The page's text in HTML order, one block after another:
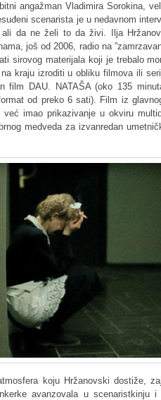
angažman Vladimira Sorokina,
scenarista je u nedavnom
da ne želi to da živi. Ilja
još od 2006, radio na
sirovog materijala koji je trebalo
kraju izroditi u obliku filmova ili
film DAU. NATAŠA (oko 135
od preko 6 sati). Film iz
imao prikazivanje u okviru
medveda za izvanredan
koju Hržanovski dostiže,
avanzovala u scenaristkinju